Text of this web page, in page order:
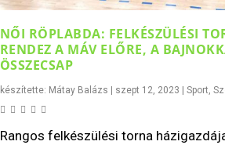
NŐI RÖPLABDA: FELKÉSZÜLÉSI
RENDEZ A MÁV ELŐRE, A
ÖSSZECSAP
készítette: Mátay Balázs szept 12, 2023 Sport,
Rangos felkészülési torna